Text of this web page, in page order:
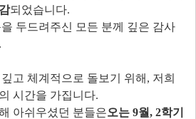
되었습니다.
두드려주신 모든 분께 깊은 감사
고 체계적으로 돌보기 위해, 저희
시간을 가집니다.
아쉬우셨던 분들은오는 9월, 2학기